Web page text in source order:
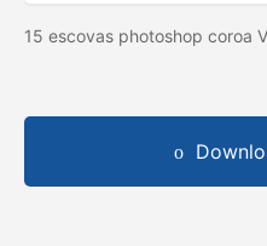
15 escovas photoshop coroa